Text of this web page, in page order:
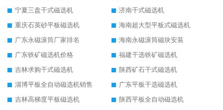
宁夏三盘干式磁选机
济南干式磁选机
重庆石英砂平板磁选机
海南超大型平板式磁选机
广东永磁滚筒厂家排名
海南永磁滚筒磁块安装
广东铁矿磁选机价格
福建干选铁矿磁选机
吉林求购干式磁选机
陕西矿石干式磁选机
淄博平板全自动磁选机销售
广东平板干选磁选机
吉林高梯度平板磁选机
陕西平板全自动磁选机